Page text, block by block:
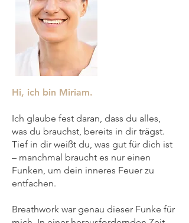
Hi, ich bin Miriam.
Ich glaube fest daran, dass du alles,
was du brauchst, bereits in dir trägst.
Tief in dir weißt du, was gut für dich ist
– manchmal braucht es nur einen
Funken, um dein inneres Feuer zu
entfachen.
Breathwork war genau dieser Funke für